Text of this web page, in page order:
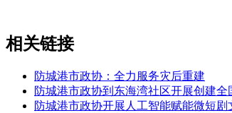
相关链接
防城港市政协：全力服务灾后重建
防城港市政协到东海湾社区开展创建
防城港市政协开展人工智能赋能微短